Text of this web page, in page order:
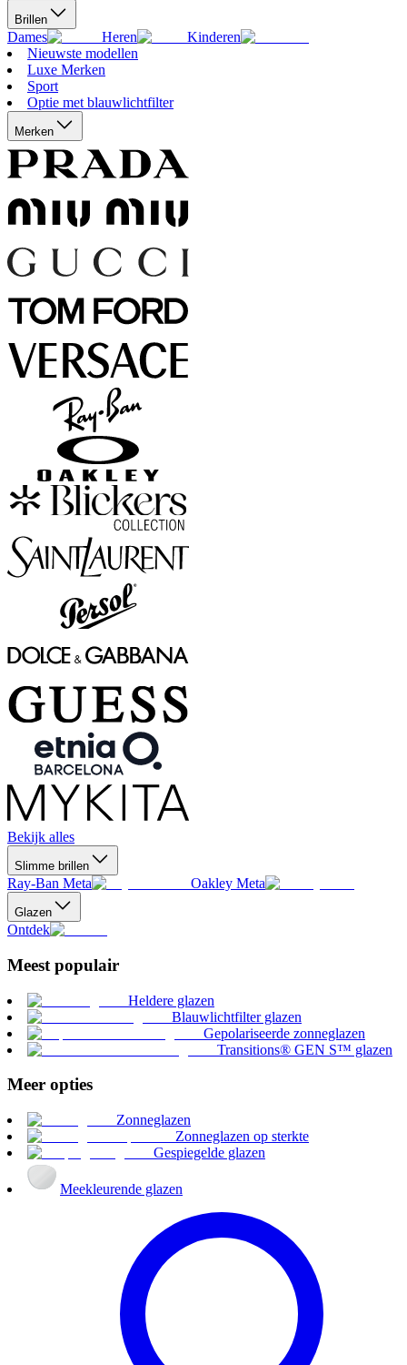
Brillen
Dames Heren
Kinderen
Nieuwste modellen
Luxe Merken
Sport
Optie met blauwlichtfilter
Merken
Bekijk alles
Slimme brillen
Ray-Ban Meta Oakley Meta
Glazen
Ontdek
Meest populair
Heldere glazen
Blauwlichtfilter glazen
Gepolariseerde zonneglazen
Transitions® GEN S™ glazen
Meer opties
Zonneglazen
Zonneglazen op sterkte
Gespiegelde glazen
Meekleurende glazen